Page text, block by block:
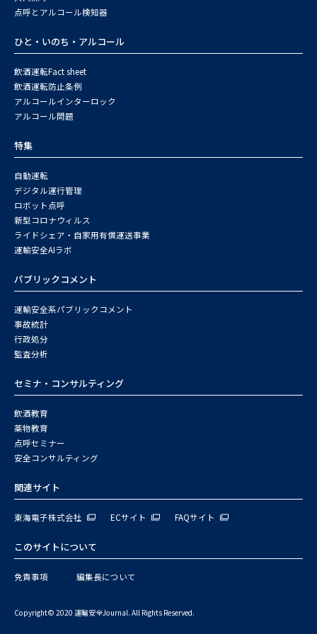
点呼とアルコール検知器
ひと・いのち・アルコール
飲酒運転Fact sheet
飲酒運転防止条例
アルコールインターロック
アルコール問題
特集
自動運転
デジタル運行管理
ロボット点呼
新型コロナウィルス
ライドシェア・自家用有償運送事業
運輸安全AIラボ
パブリックコメント
運輸安全系パブリックコメント
事故統計
行政処分
監査分析
セミナ・コンサルティング
飲酒教育
薬物教育
点呼セミナー
安全コンサルティング
関連サイト
東海電子株式会社 ECサイト FAQサイト
このサイトについて
免責事項 編集長について
Copyright© 2020 運輸安全Journal. All Rights Reserved.